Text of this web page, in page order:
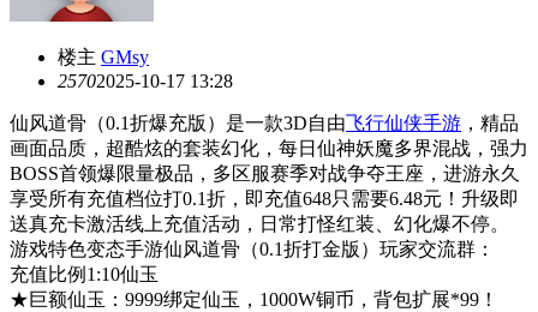
楼主 GMsy
25702025-10-17 13:28
仙风道骨（0.1折爆充版）是一款3D自由飞行仙侠手游 ，精品
画面品质，超酷炫的套装幻化，每日仙神妖魔多界混战，强力
BOSS首领爆限量极品，多区服赛季对战争夺王座，进游永久
享受所有充值档位打0.1折，即充值648只需要6.48元！升级即
送真充卡激活线上充值活动，日常打怪红装、幻化爆不停。
游戏特色变态手游仙风道骨（0.1折打金版）玩家交流群：
充值比例1:10仙玉
★巨额仙玉：9999绑定仙玉，1000W铜币，背包扩展*99！